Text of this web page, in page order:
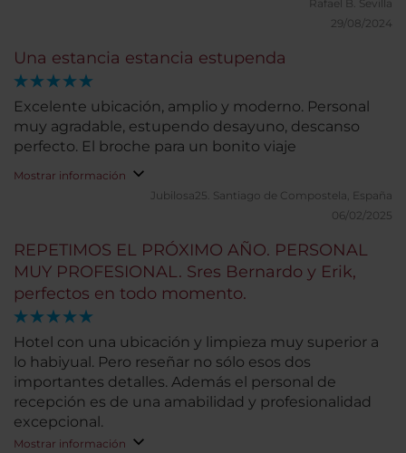
aunque habríamos preferido ducha. El bufé de
estancia fue muy corta, por lo que no podemos
valorar otros servicios.
Rafael B. Sevilla
29/08/2024
Una estancia estancia estupenda
Excelente ubicación, amplio y moderno. Personal
muy agradable, estupendo desayuno, descanso
perfecto. El broche para un bonito viaje
Mostrar información
Jubilosa25. Santiago de Compostela, España
06/02/2025
REPETIMOS EL PRÓXIMO AÑO. PERSONAL
MUY PROFESIONAL. Sres Bernardo y Erik,
perfectos en todo momento.
Hotel con una ubicación y limpieza muy superior a
lo habiyual. Pero reseñar no sólo esos dos
importantes detalles. Además el personal de
recepción es de una amabilidad y profesionalidad
excepcional.
Mostrar información